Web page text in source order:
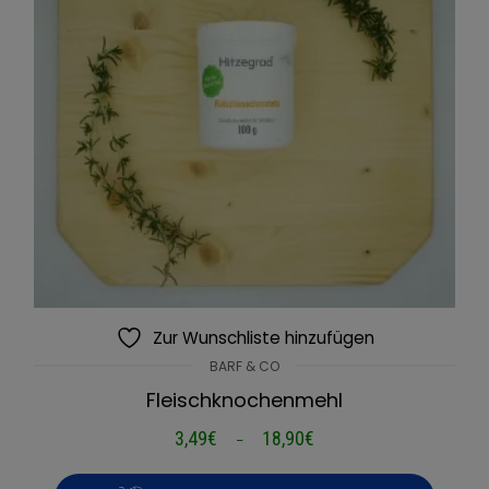
Zur Wunschliste hinzufügen
BARF & CO
Fleischknochenmehl
3,49€ – 18,90€